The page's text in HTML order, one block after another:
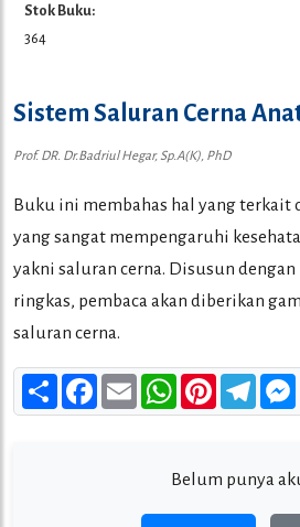
Stok Buku:
364
Sistem Saluran Cerna
Prof. DR. Dr.Badriul Hegar, Sp.A(K), PhD
Buku ini membahas hal yang terkait
yang sangat mempengaruhi
yakni saluran cerna. Disusun dengan
ringkas, pembaca akan diberikan
saluran cerna.
Share Facebook
Email WhatsAppPinterest
Belum punya